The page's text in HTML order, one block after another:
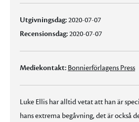
Utgivningsdag:2020-07-07
Recensionsdag:2020-07-07
Mediekontakt: Bonnierförlagens Press
Luke Ellis har alltid vetat att han är
hans extrema begåvning, det är också